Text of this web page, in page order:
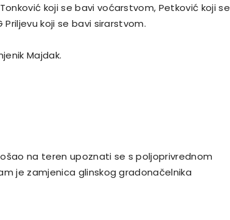
koji se bavi voćarstvom, Petković koji se
koji se bavi sirarstvom.
Majdak.
na teren upoznati se s poljoprivrednom
je zamjenica glinskog gradonačelnika